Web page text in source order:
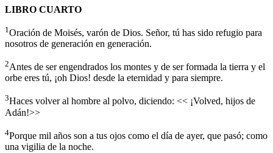
LIBRO CUARTO
1 Oración de Moisés, varón de Dios. Señor, tú has sido refugio para
nosotros de generación en generación.
2Antes de ser engendrados los montes y de ser formada la tierra y el
orbe eres tú, ¡oh Dios! desde la eternidad y para siempre.
3Haces volver al hombre al polvo, diciendo: << ¡Volved, hijos de
Adán!>>
4Porque mil años son a tus ojos como el día de ayer, que pasó; como
una vigilia de la noche.